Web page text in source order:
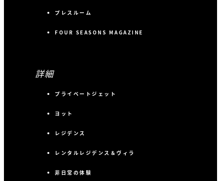
プレスルーム
FOUR SEASONS MAGAZINE
詳細
プライベートジェット
ヨット
レジデンス
レンタルレジデンス＆ヴィラ
非日常の体験